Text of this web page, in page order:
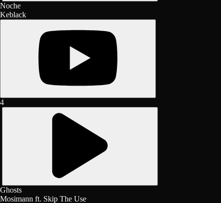
Noche
Keblack
4
Ghosts
Mosimann ft. Skip The Use